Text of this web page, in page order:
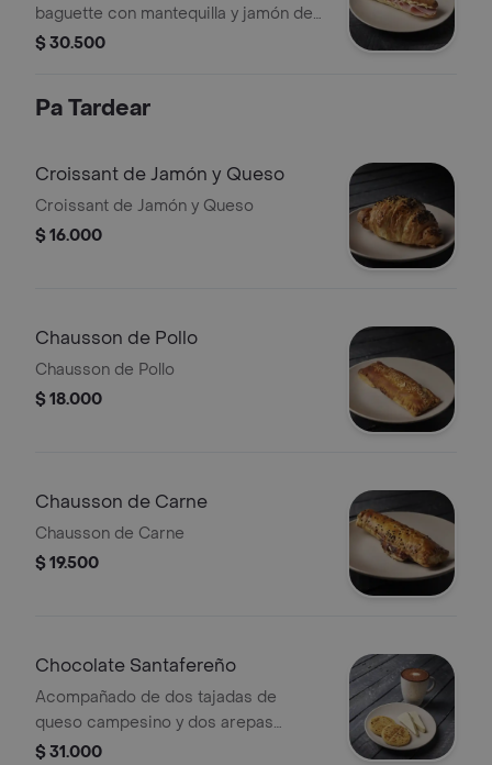
baguette con mantequilla y jamón de
cerdo.
$ 30.500
Pa Tardear
Croissant de Jamón y Queso
Croissant de Jamón y Queso
$ 16.000
Chausson de Pollo
Chausson de Pollo
$ 18.000
Chausson de Carne
Chausson de Carne
$ 19.500
Chocolate Santafereño
Acompañado de dos tajadas de
queso campesino y dos arepas
caseras
$ 31.000